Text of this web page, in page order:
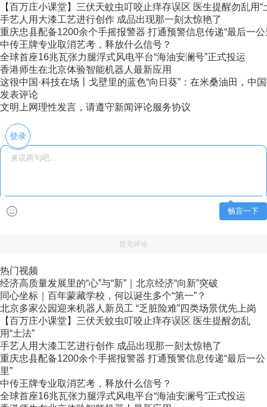
【百万庄小课堂】三伏天蚊虫叮咬止痒存误区 医生提醒勿乱用“
手艺人用大漆工艺进行创作 成品出现那一刻太惊艳了
重庆忠县配备1200余个手摇报警器 打通预警信息传递“最后一公
中传王牌专业取消艺考，释放什么信号？
全球首座16兆瓦张力腿浮式风电平台“海油安澜号”正式投运
香港师生在北京体验智能机器人最新应用
这很中国·科技在场丨戈壁里的蓝色“向日葵”：在米桑油田，中
发表评论
文明上网理性发言，请遵守新闻评论服务协议
登录
畅言一下
暂无评论
热门视频
经济高质量发展里的“心”与“新”｜北京经济“向新”突破
同心坐标｜百年蒙藏学校，何以诞生多个“第一”？
北京多家公园迎来机器人新员工 “乏脏险难”四类场景优先上岗
【百万庄小课堂】三伏天蚊虫叮咬止痒存误区 医生提醒勿乱
用“土法”
手艺人用大漆工艺进行创作 成品出现那一刻太惊艳了
重庆忠县配备1200余个手摇报警器 打通预警信息传递“最后一公
里”
中传王牌专业取消艺考，释放什么信号？
全球首座16兆瓦张力腿浮式风电平台“海油安澜号”正式投运